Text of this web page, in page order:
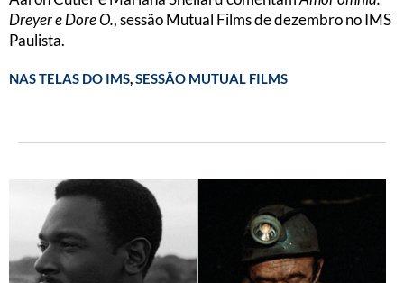
Dreyer e Dore O., sessão Mutual Films de dezembro no IMS
Paulista.
NAS TELAS DO IMS,SESSÃO MUTUAL FILMS